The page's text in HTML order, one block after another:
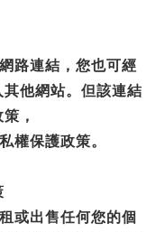
路連結，您也可經
他網站。但該連結
，
保護政策。
或出售任何您的個